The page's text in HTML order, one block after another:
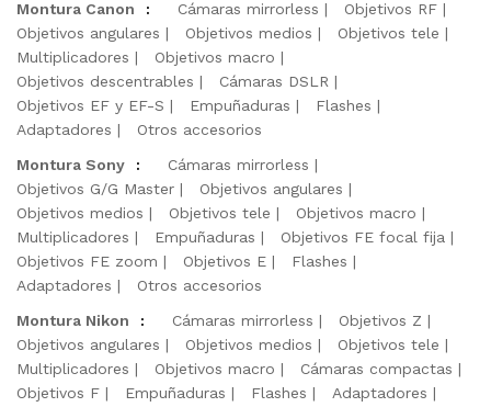
Montura Canon : Cámaras mirrorless
Objetivos RF
Objetivos angulares
Objetivos medios
Objetivos tele
Multiplicadores
Objetivos macro
Objetivos descentrables
Cámaras DSLR
Objetivos EF y EF-S
Empuñaduras
Flashes
Adaptadores
Otros accesorios
Montura Sony
:
Cámaras mirrorless
Objetivos G/G Master
Objetivos angulares
Objetivos medios
Objetivos tele
Objetivos macro
Multiplicadores
Empuñaduras
Objetivos FE focal fija
Objetivos FE zoom
Objetivos E
Flashes
Adaptadores
Otros accesorios
Montura Nikon
: Cámaras mirrorless
Objetivos Z
Objetivos angulares
Objetivos medios
Objetivos tele
Multiplicadores
Objetivos macro
Cámaras compactas
Objetivos F
Empuñaduras Flashes
Adaptadores